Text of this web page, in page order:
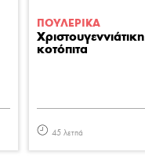
ΠΟΥΛΕΡΙΚA
Χριστουγεννιάτικη
κοτόπιτα
45 λετπά